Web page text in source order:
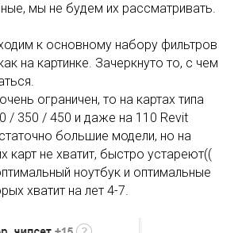
мы не будем их рассматривать.
к основному набору фильтров
на картинке. Зачеркнуто то, с чем
ограничен, то на картах типа
/ 350 / 450 и даже на 110 Revit
большие модели, но на
карт не хватит, быстро устареют((
ноутбук и оптимальные
хватит на лет 4-7.